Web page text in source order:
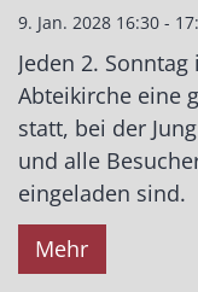
9. Jan. 2028 16:30 -
Jeden 2.
Abteikirche eine
statt, bei der
und alle
eingeladen sind.
Mehr